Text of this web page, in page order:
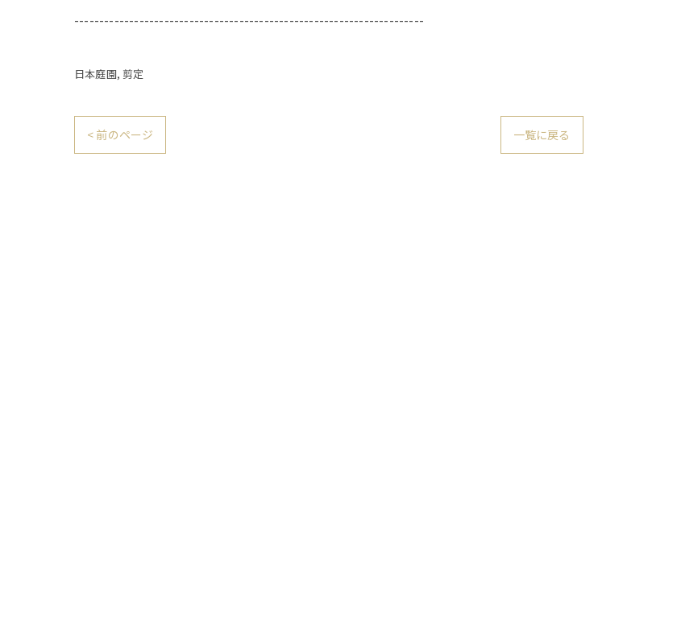
----------------------------------------------------------------------
日本庭園 剪定
< 前のページ 一覧に戻る